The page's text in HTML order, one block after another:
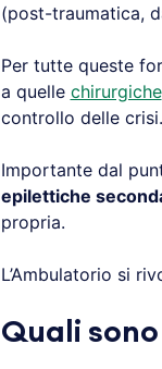
(post-traumatica,
Per tutte queste
a quelle chirurgiche
controllo delle crisi.
Importante dal
epilettiche
propria.
L’Ambulatorio si
Quali